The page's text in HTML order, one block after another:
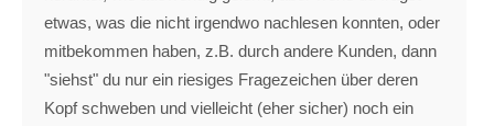
etwas, was die nicht irgendwo nachlesen konnten, oder
mitbekommen haben, z.B. durch andere Kunden, dann
"siehst" du nur ein riesiges Fragezeichen über deren
Kopf schweben und vielleicht (eher sicher) noch ein